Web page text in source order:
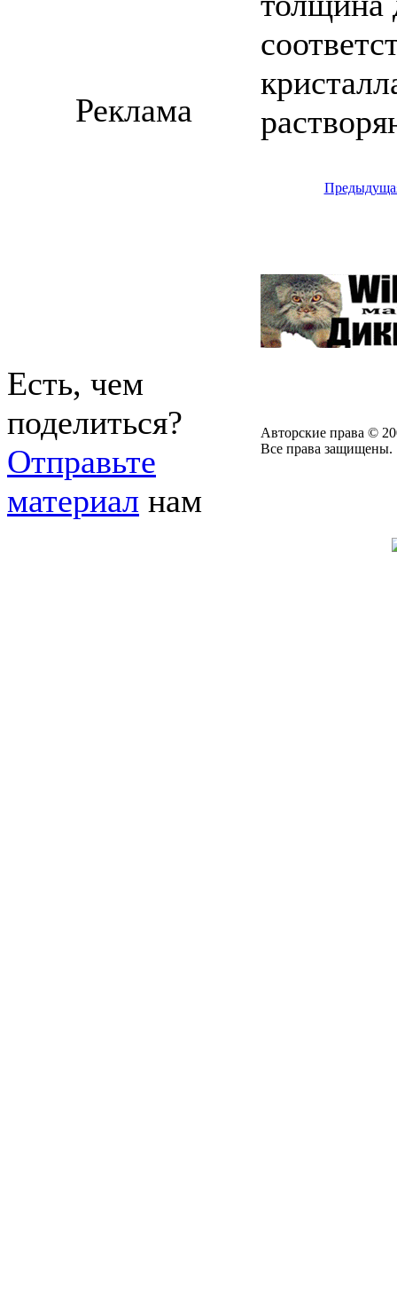
Реклама
Есть, чем
поделиться?
Отправьте
материал нам
Авторские права ©
Все права защищены.